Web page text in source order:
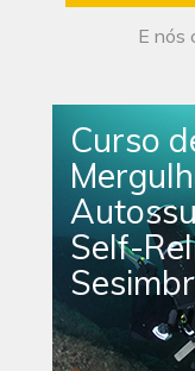
E nós
Curso
Self-